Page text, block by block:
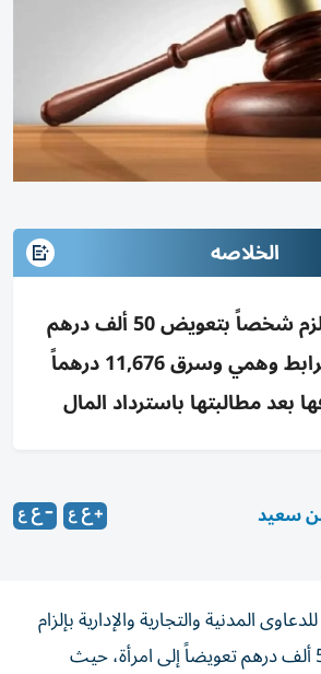
الخلاصه
محكمة العين تلزم شخصاً بتعويض 50 ألف درهم
لامرأة خدعها برابط وهمي وسرق 11,676 درهماً
بعد مطالبتها باسترداد المال
سعيد
المدنية والتجارية والإدارية بإلزام
شخص بدفع مبلغ 50 ألف درهم تعويضاً إلى امرأة، حيث